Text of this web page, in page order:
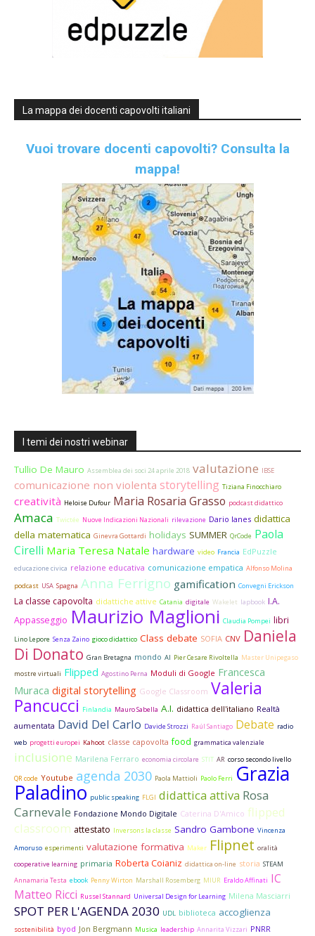
La mappa dei docenti capovolti italiani
Vuoi trovare docenti capovolti? Consulta la
mappa!
I temi dei nostri webinar
Tullio De Mauro Assemblea dei soci 24 aprile 2018 valutazione IBSE
comunicazione non violenta storytelling Tiziana Finocchiaro
creatività Heloise Dufour Maria Rosaria Grasso podcast didattico
Amaca Twictée Nuove Indicazioni Nazionali rilevazione Dario Ianes didattica
della matematica Ginevra Gottardi holidays SUMMER QrCode Paola
Cirelli Maria Teresa Natale hardware video Francia EdPuzzle
educazione civica relazione educativa comunicazione empatica Alfonso Molina
podcast USA Spagna Anna Ferrigno gamification Convegni Erickson
La classe capovolta didattiche attive Catania digitale Wakelet lapbook I.A.
Appasseggio Maurizio Maglioni Claudia Pompei libri
Lino Lepore Senza Zaino gioco didattico Class debate SOFIA CNV Daniela
Di Donato Gran Bretagna mondo AI Pier Cesare Rivoltella Master Unipegaso
mostre virtuali Flipped Agostino Perna Moduli di Google Francesca
Muraca digital storytelling Google Classroom Valeria
Pancucci Finlandia Mauro Sabella A.I. didattica dell'italiano Realtà
aumentata David Del Carlo Davide Strozzi Raúl Santiago Debate radio
web progetti europei Kahoot classe capovolta food grammatica valenziale
inclusione Marilena Ferraro economia circolare STIT AR corso secondo livello
QR code Youtube agenda 2030 Paola Mattioli Paolo Ferri Grazia
Paladino public speaking FLGI didattica attiva Rosa
Carnevale Fondazione Mondo Digitale Caterina D'Amico flipped
classroom attestato Inversons la classe Sandro Gambone Vincenza
Amoruso esperimenti valutazione formativa Maker Flipnet oralità
cooperative learning primaria Roberta Coianiz didattica on-line storia STEAM
Annamaria Testa ebook Penny Wirton Marshall Rosemberg MIUR Eraldo Affinati IC
Matteo Ricci Russel Stannard Universal Design for Learning Milena Masciarri
SPOT PER L'AGENDA 2030 UDL biblioteca accoglienza
sostenibilità byod Jon Bergmann Musica leadership Annarita Vizzari PNRR